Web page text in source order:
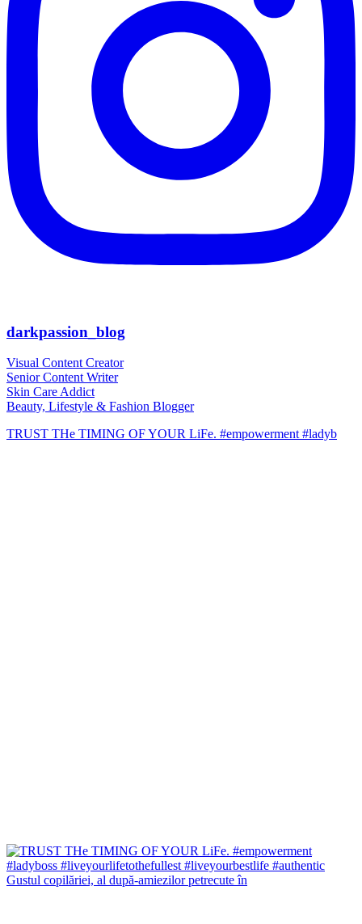
darkpassion_blog
Visual Content Creator
Senior Content Writer
Skin Care Addict
Beauty, Lifestyle & Fashion Blogger
TRUST THe TIMING OF YOUR LiFe. #empowerment #ladyb
Gustul copilăriei, al după-amiezilor petrecute în